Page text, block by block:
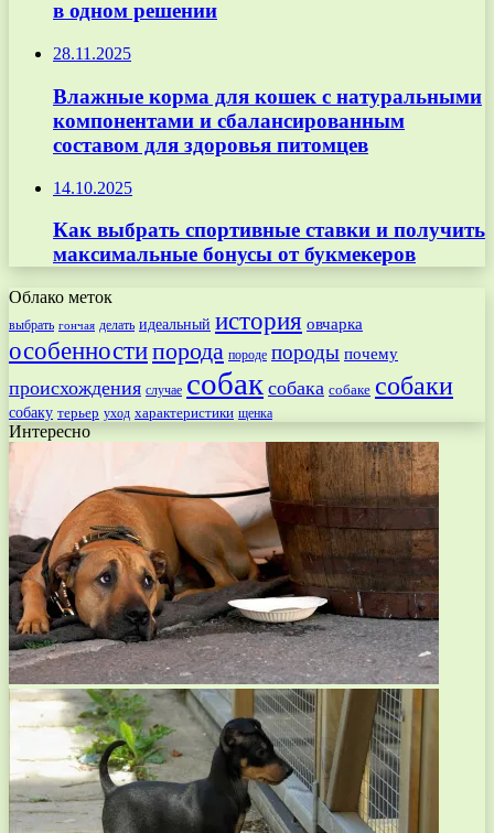
в одном решении
28.11.2025
Влажные корма для кошек с натуральными
компонентами и сбалансированным
составом для здоровья питомцев
14.10.2025
Как выбрать спортивные ставки и получить
максимальные бонусы от букмекеров
Облако меток
выбрать гончая делать идеальный история овчарка
особенностипорода породе породы почему
происхождения случае собак собака собаке собаки
собаку терьер уход характеристики щенка
Интересно